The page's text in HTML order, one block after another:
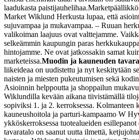
laadukasta paistijauhelihaa.
Market Wiklund Herkusta lupaa, että
sujuvampaa ja mukavampaa. – Ruuan
valikoiman laajuus ovat valttejamme.
selkeämmin kaupungin paras
hintojamme. Ne ovat jatkossakin samat
marketeissa.Muodin ja kauneuden
liikeideaa on uudistettu ja nyt keskitytään
naisten ja miesten pukeutumisen sekä
Asioinnin helppoutta ja shoppailun
Wiklundilla kevään aikana tiivistämällä
sopiviksi 1. ja 2. kerroksessa. Kolmanteen
kauneushoitola ja parturi-kampaamo W
ykköskerroksessa tuotealueiden esillepanot
tavaratalo on saanut uutta ilmettä,